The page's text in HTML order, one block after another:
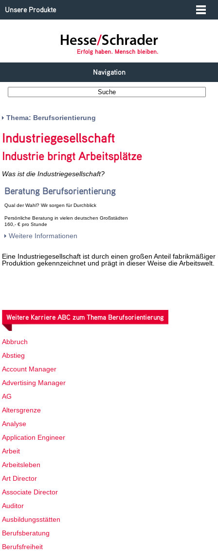
Unsere Produkte
Navigation
Thema: Berufsorientierung
Industriegesellschaft
Industrie bringt Arbeitsplätze
Was ist die Industriegesellschaft?
Beratung Berufsorientierung
Qual der Wahl? Wir sorgen für Durchblick
Persönliche Beratung in vielen deutschen Großstädten
160,- € pro Stunde
Weitere Informationen
Eine Industriegesellschaft ist durch einen großen Anteil fabrikmäßiger
Produktion gekennzeichnet und prägt in dieser Weise die Arbeitswelt.
Weitere Karriere ABC zum Thema Berufsorientierung
Abbruch
Abstieg
Account Manager
Advertising Manager
AG
Altersgrenze
Analyse
Application Engineer
Arbeit
Arbeitsleben
Art Director
Associate Director
Auditor
Ausbildungsstätten
Berufsberatung
Berufsfreiheit